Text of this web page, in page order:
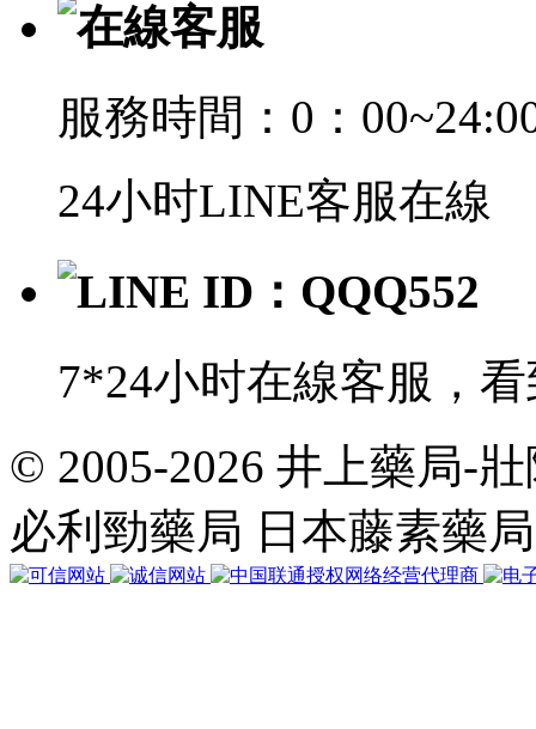
在線客服
服務時間：0：
24小时LINE客服在線
LINE ID：QQQ552
7*24小时在線客服，
共
行
35
個
查
© 2005-2026 井上藥局-
必利勁藥局 日本藤素藥